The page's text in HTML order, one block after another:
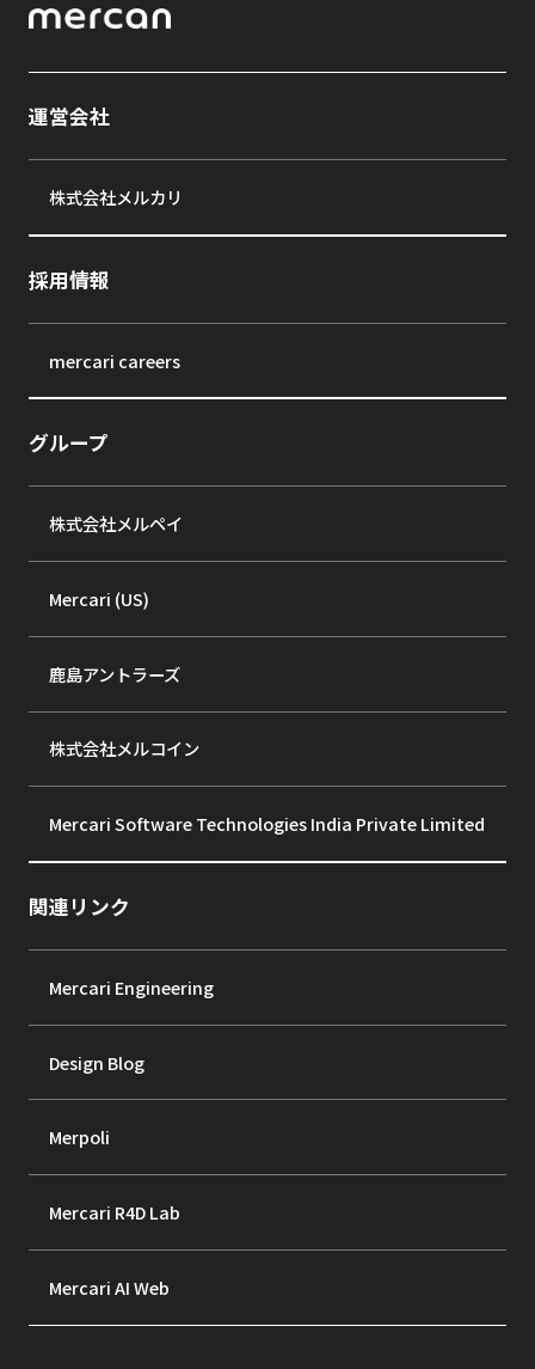
運営会社
株式会社メルカリ
採用情報
mercari careers
グループ
株式会社メルペイ
Mercari (US)
鹿島アントラーズ
株式会社メルコイン
Mercari Software Technologies India Private Limited
関連リンク
Mercari Engineering
Design Blog
Merpoli
Mercari R4D Lab
Mercari AI Web